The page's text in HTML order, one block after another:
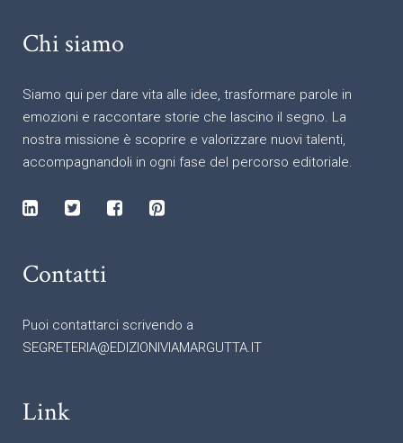
Chi siamo
Siamo qui per dare vita alle idee, trasformare parole in
emozioni e raccontare storie che lascino il segno. La
nostra missione è scoprire e valorizzare nuovi talenti,
accompagnandoli in ogni fase del percorso editoriale.
Contatti
Puoi contattarci scrivendo a
SEGRETERIA@EDIZIONIVIAMARGUTTA.IT
Link